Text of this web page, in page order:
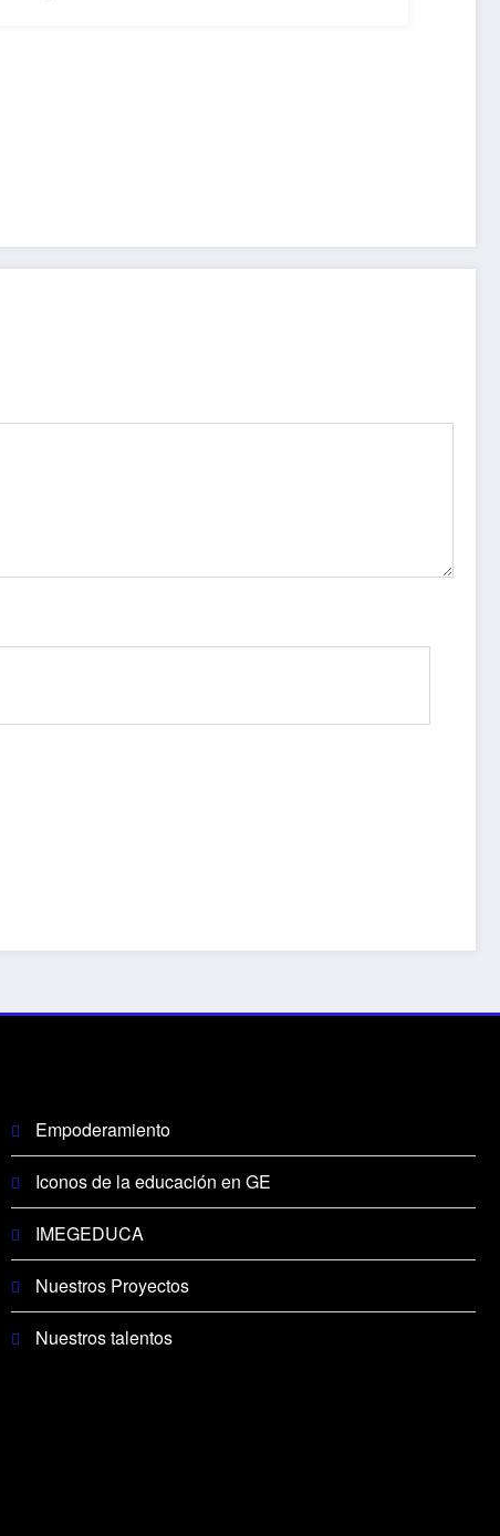
Empoderamiento
Iconos de la educación en GE
IMEGEDUCA
Nuestros Proyectos
Nuestros talentos